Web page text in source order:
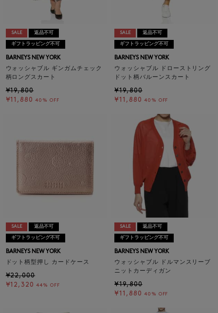
SALE 返品不可
ギフトラッピング不可
BARNEYS NEW YORK
ウォッシャブル ギンガムチェック
柄ロングスカート
¥19,800
¥11,880 40% OFF
SALE 返品不可
ギフトラッピング不可
BARNEYS NEW YORK
ウォッシャブル ドローストリング
ドット柄バルーンスカート
¥19,800
¥11,880 40% OFF
SALE 返品不可
ギフトラッピング不可
BARNEYS NEW YORK
ドット柄型押し カードケース
¥22,000
¥12,320 44% OFF
SALE 返品不可
ギフトラッピング不可
BARNEYS NEW YORK
ウォッシャブル ドルマンスリーブ
ニットカーディガン
¥19,800
¥11,880 40% OFF